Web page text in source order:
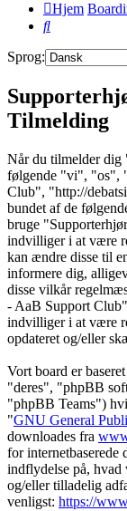
Hjem
Søg
Sprog:
Tilmelding
Når du tilmelder dig
følgende "vi", "os",
Club", "http://
bundet af de
bruge
indvilliger i at være
kan ændre disse til
informere dig,
disse vilkår
- AaB Support
indvilliger i at være
opdateret og/eller
Vort board er
"deres", "phpBB
"phpBB Teams")
"GNU General
downloades fra
for internetbaserede
indflydelse på,
og/eller tilladelig
venligst: https://